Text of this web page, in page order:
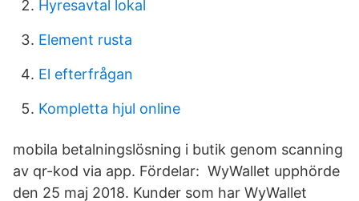
Hyresavtal lokal
Element rusta
El efterfrågan
Kompletta hjul online
mobila betalningslösning i butik genom scanning
av qr-kod via app. Fördelar: WyWallet upphörde
den 25 maj 2018. Kunder som har WyWallet